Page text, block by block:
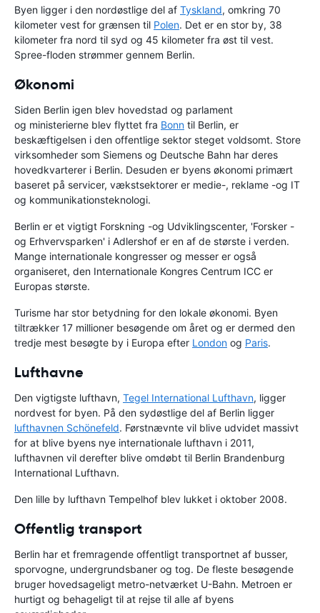
Byen ligger i den nordøstlige del af Tyskland, omkring 70
kilometer vest for grænsen til Polen. Det er en stor by, 38
kilometer fra nord til syd og 45 kilometer fra øst til vest.
Spree-floden strømmer gennem Berlin.
Økonomi
Siden Berlin igen blev hovedstad og parlament
og ministerierne blev flyttet fra Bonn til Berlin, er
beskæftigelsen i den offentlige sektor steget voldsomt. Store
virksomheder som Siemens og Deutsche Bahn har deres
hovedkvarterer i Berlin. Desuden er byens økonomi primært
baseret på servicer, vækstsektorer er medie-, reklame -og IT
og kommunikationsteknologi.
Berlin er et vigtigt Forskning -og Udviklingscenter, 'Forsker -
og Erhvervsparken' i Adlershof er en af de største i verden.
Mange internationale kongresser og messer er også
organiseret, den Internationale Kongres Centrum ICC er
Europas største.
Turisme har stor betydning for den lokale økonomi. Byen
tiltrækker 17 millioner besøgende om året og er dermed den
tredje mest besøgte by i Europa efter London og Paris.
Lufthavne
Den vigtigste lufthavn, Tegel International Lufthavn, ligger
nordvest for byen. På den sydøstlige del af Berlin ligger
lufthavnen Schönefeld. Førstnævnte vil blive udvidet massivt
for at blive byens nye internationale lufthavn i 2011,
lufthavnen vil derefter blive omdøbt til Berlin Brandenburg
International Lufthavn.
Den lille by lufthavn Tempelhof blev lukket i oktober 2008.
Offentlig transport
Berlin har et fremragende offentligt transportnet af busser,
sporvogne, undergrundsbaner og tog. De fleste besøgende
bruger hovedsageligt metro-netværket U-Bahn. Metroen er
hurtigt og behageligt til at rejse til alle af byens